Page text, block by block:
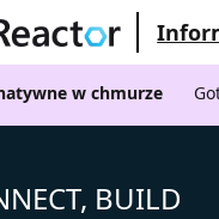
w chmurze
BUILD